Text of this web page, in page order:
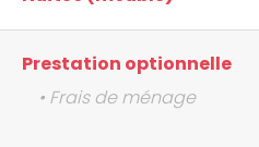
Prestation optionnelle
• Frais de ménage